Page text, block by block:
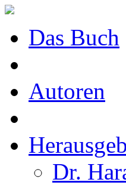
Das Buch
Autoren
Dr.